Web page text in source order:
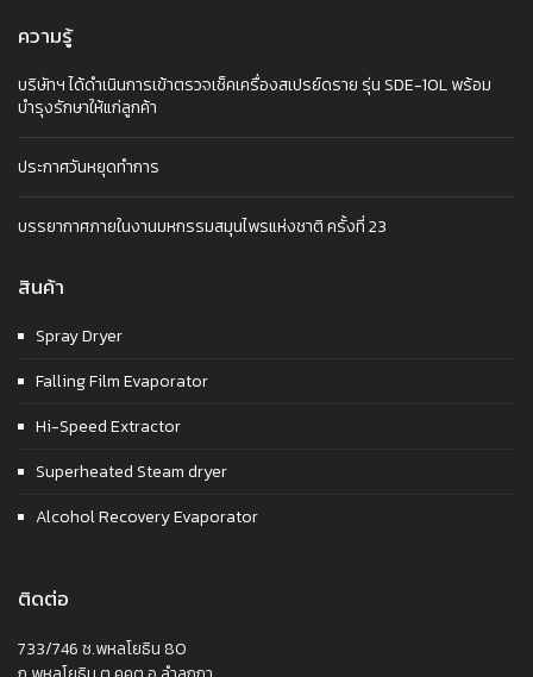
ความรู้
บริษัทฯ ได้ดำเนินการเข้าตรวจเช็คเครื่องสเปรย์ดราย รุ่น SDE-10L พร้อม
บำรุงรักษาให้แก่ลูกค้า
ประกาศวันหยุดทำการ
บรรยากาศภายในงานมหกรรมสมุนไพรแห่งชาติ ครั้งที่ 23
สินค้า
Spray Dryer
Falling Film Evaporator
Hi-Speed Extractor
Superheated Steam dryer
Alcohol Recovery Evaporator
ติดต่อ
733/746 ซ.พหลโยธิน 80